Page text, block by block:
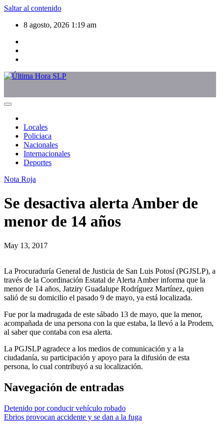
Saltar al contenido
8 agosto, 2026 1:19 am
Locales
Policiaca
Nacionales
Internacionales
Deportes
Nota Roja
Se desactiva alerta Amber de
menor de 14 años
May 13, 2017
La Procuraduría General de Justicia de San Luis Potosí (PGJSLP), a
través de la Coordinación Estatal de Alerta Amber informa que la
menor de 14 años, Jatziry Guadalupe Rodríguez Martínez, quien
salió de su domicilio el pasado 9 de mayo, ya está localizada.
Fue por la madrugada de este sábado 13 de mayo, que la menor,
acompañada de una persona con la que estaba, la llevó a la Prodem,
al saber que contaba con esa alerta.
La PGJSLP agradece a los medios de comunicación y a la
ciudadanía, su participación y apoyo para la difusión de esta
persona, lo cual contribuyó a su localización.
Navegación de entradas
Detenido por conducir vehículo robado
Ebrios provocan accidente y se dan a la fuga